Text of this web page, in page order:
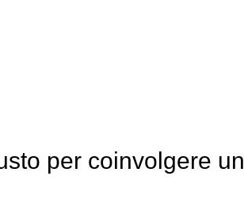
per coinvolgere un